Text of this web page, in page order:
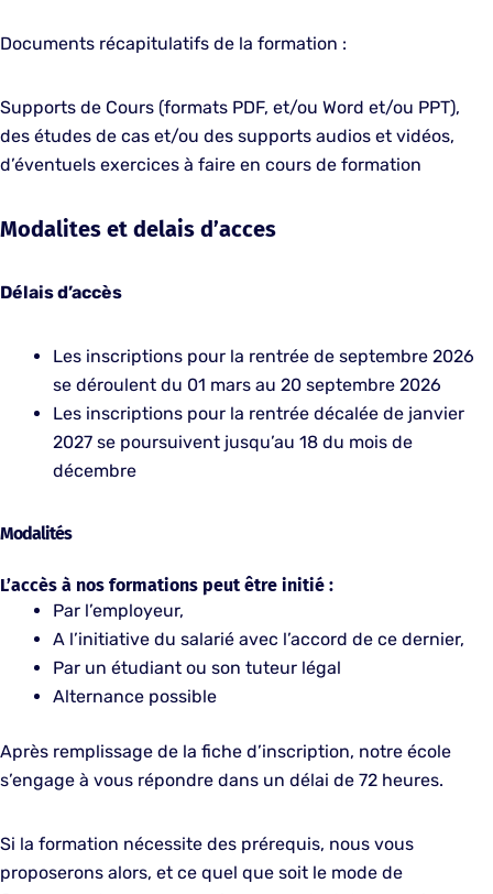
Documents récapitulatifs de la formation :
Supports de Cours (formats PDF, et/ou Word et/ou PPT),
des études de cas et/ou des supports audios et vidéos,
d’éventuels exercices à faire en cours de formation
Modalites et delais d’acces
Délais d’accès
Les inscriptions pour la rentrée de septembre 2026
se déroulent du 01 mars au 20 septembre 2026
Les inscriptions pour la rentrée décalée de janvier
2027 se poursuivent jusqu’au 18 du mois de
décembre
Modalités
L’accès à nos formations peut être initié :
Par l’employeur,
A l’initiative du salarié avec l’accord de ce dernier,
Par un étudiant ou son tuteur légal
Alternance possible
Après remplissage de la fiche d’inscription, notre école
s’engage à vous répondre dans un délai de 72 heures.
Si la formation nécessite des prérequis, nous vous
proposerons alors, et ce quel que soit le mode de